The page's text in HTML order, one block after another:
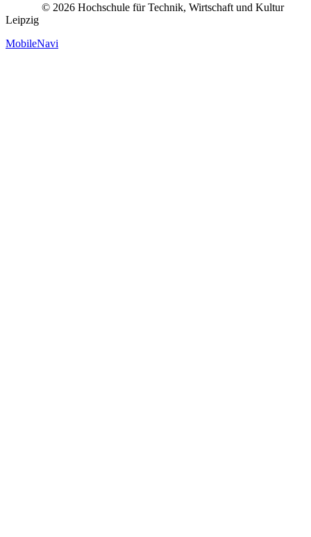
© 2026 Hochschule für Technik, Wirtschaft und Kultur
Leipzig
MobileNavi